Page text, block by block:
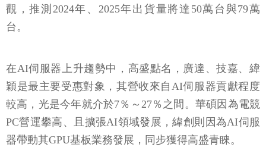
觀，推測2024年、2025年出貨量將達50萬台與79萬
台。
在AI伺服器上升趨勢中，高盛點名，廣達、技嘉、緯
穎是最主要受惠對象，其營收來自AI伺服器貢獻程度
較高，光是今年就介於7％～27％之間。華碩因為電競
PC營運攀高、且擴張AI領域發展，緯創則因為AI伺服
器帶動其GPU基板業務發展，同步獲得高盛青睞。